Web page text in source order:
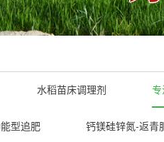
水稻苗床调理剂
型追肥 钙镁硅锌氮-返青